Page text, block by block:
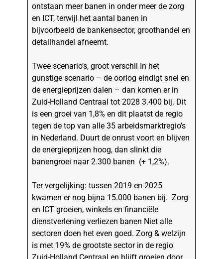
ontstaan meer banen in onder meer de zorg
en ICT, terwijl het aantal banen in
bijvoorbeeld de bankensector, groothandel en
detailhandel afneemt.
Twee scenario’s, groot verschil In het
gunstige scenario – de oorlog eindigt snel en
de energieprijzen dalen – dan komen er in
Zuid-Holland Centraal tot 2028 3.400 bij. Dit
is een groei van 1,8% en dit plaatst de regio
tegen de top van alle 35 arbeidsmarktregio’s
in Nederland. Duurt de onrust voort en blijven
de energieprijzen hoog, dan slinkt die
banengroei naar 2.300 banen (+ 1,2%).
Ter vergelijking: tussen 2019 en 2025
kwamen er nog bijna 15.000 banen bij. Zorg
en ICT groeien, winkels en financiële
dienstverlening verliezen banen Niet alle
sectoren doen het even goed. Zorg & welzijn
is met 19% de grootste sector in de regio